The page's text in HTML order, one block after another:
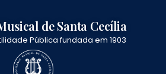
de Santa Cecília
Pública fundada em 1903